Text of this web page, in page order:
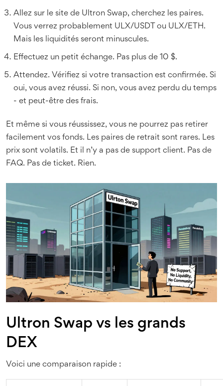
Allez sur le site de Ultron Swap, cherchez les paires.
Vous verrez probablement ULX/USDT ou ULX/ETH.
Mais les liquidités seront minuscules.
Effectuez un petit échange. Pas plus de 10 $.
Attendez. Vérifiez si votre transaction est confirmée. Si
oui, vous avez réussi. Si non, vous avez perdu du temps
- et peut-être des frais.
Et même si vous réussissez, vous ne pourrez pas retirer
facilement vos fonds. Les paires de retrait sont rares. Les
prix sont volatils. Et il n’y a pas de support client. Pas de
FAQ. Pas de ticket. Rien.
Ultron Swap vs les grands
DEX
Voici une comparaison rapide :